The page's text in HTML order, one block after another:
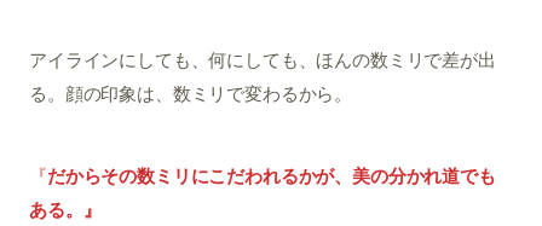
アイラインにしても、何にしても、ほんの数ミリで差が出
る。顔の印象は、数ミリで変わるから。
『だからその数ミリにこだわれるかが、美の分かれ道でも
ある。』